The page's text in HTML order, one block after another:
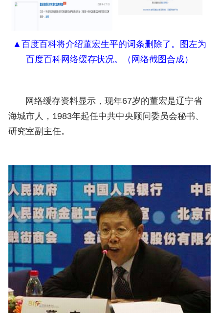
▲ 百度百科将介绍董宏生平的词条删除了。图左为
百度百科网络缓存状况。（网络截图合成）
网络缓存资料显示，现年67岁的董宏是辽宁省
海城市人，1983年起任中共中央顾问委员会秘书、
研究室副主任。